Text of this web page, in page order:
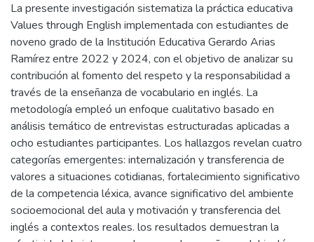
La presente investigación sistematiza la práctica educativa
Values through English implementada con estudiantes de
noveno grado de la Institución Educativa Gerardo Arias
Ramírez entre 2022 y 2024, con el objetivo de analizar su
contribución al fomento del respeto y la responsabilidad a
través de la enseñanza de vocabulario en inglés. La
metodología empleó un enfoque cualitativo basado en
análisis temático de entrevistas estructuradas aplicadas a
ocho estudiantes participantes. Los hallazgos revelan cuatro
categorías emergentes: internalización y transferencia de
valores a situaciones cotidianas, fortalecimiento significativo
de la competencia léxica, avance significativo del ambiente
socioemocional del aula y motivación y transferencia del
inglés a contextos reales. los resultados demuestran la